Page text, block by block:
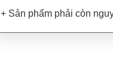
+ Sản phẩm phải còn